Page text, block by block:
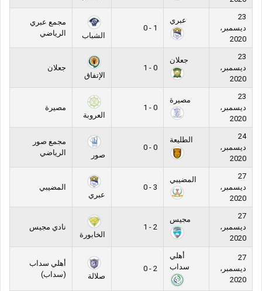
23
ديسمبر،
2020
عبري
1 - 0
الشباب
مجمع عبري
الرياضي
23
ديسمبر،
2020
جعلان
0 - 1
الإتفاق
جعلان
23
ديسمبر،
2020
مصيرة
0 - 1
العروبة
مصيرة
24
ديسمبر،
2020
الطليعة
0 - 0
صور
مجمع صور
الرياضي
27
ديسمبر،
2020
المضيبي
3 - 0
عبري
المضيبي
27
ديسمبر،
2020
مجيس
2 - 1
الخابورة
نادي مجيس
27
ديسمبر،
2020
أهلي
سداب
2 - 0
صلالة
أهلي سداب
(سداب)